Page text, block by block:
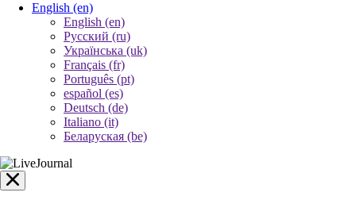
English (en)
English (en)
Русский (ru)
Українська (uk)
Français (fr)
Português (pt)
español (es)
Deutsch (de)
Italiano (it)
Беларуская (be)